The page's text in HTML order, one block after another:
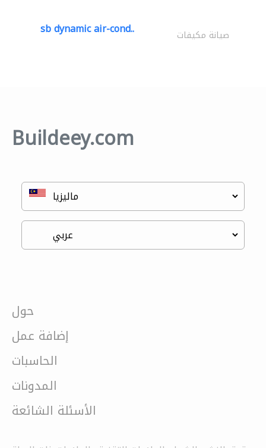
sb dynamic air-cond.. صيانة مكيفات
Buildeey.com
حول
إضافة عمل
الحاسبات
المدونات
الأسئلة الشائعة